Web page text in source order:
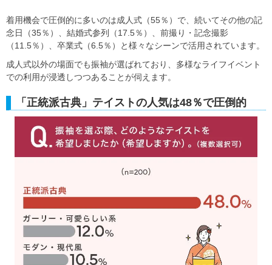
着用機会で圧倒的に多いのは成人式（55％）で、続いてその他の記
念日（35％）、結婚式参列（17.5％）、前撮り・記念撮影
（11.5％）、卒業式（6.5％）と様々なシーンで活用されています。
成人式以外の場面でも振袖が選ばれており、多様なライフイベント
での利用が浸透しつつあることが伺えます。
「正統派古典」テイストの人気は48％で圧倒的